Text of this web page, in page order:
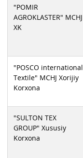
"POMIR
AGROKLASTER" MCHJ
XK
"POSCO international
Textile" MCHJ Xorijiy
Korxona
"SULTON TEX
GROUP" Xususiy
Korxona